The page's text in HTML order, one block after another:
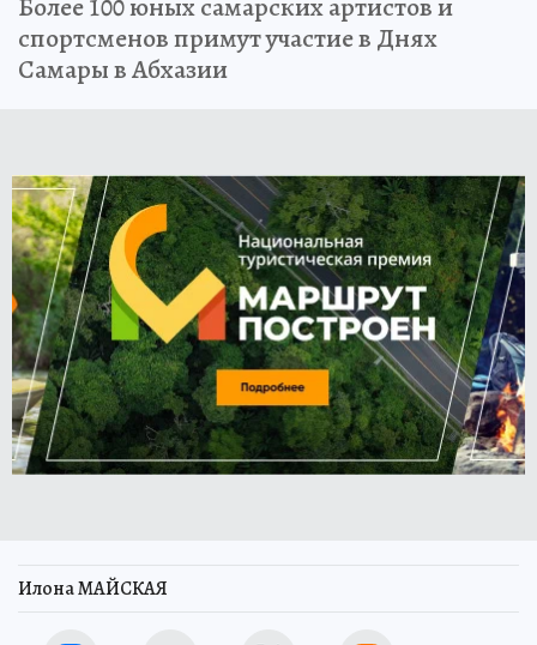
Более 100 юных самарских артистов и
спортсменов примут участие в Днях
Самары в Абхазии
Илона МАЙСКАЯ